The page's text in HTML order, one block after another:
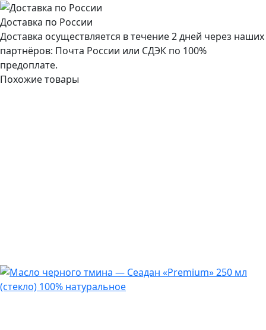
Доставка по России
Доставка осуществляется в течение 2 дней через наших
партнёров: Почта России или СДЭК по 100%
предоплате.
Похожие товары